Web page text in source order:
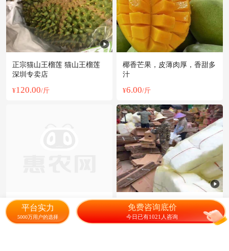
正宗猫山王榴莲 猫山王榴莲
深圳专卖店
¥120.00/斤
椰香芒果，皮薄肉厚，香甜多
汁
¥6.00/斤
海南椰子 2.5 - 3斤 海南地区 香蕉
平台实力
5000万用户的选择
免费咨询底价
今日已有1021人咨询